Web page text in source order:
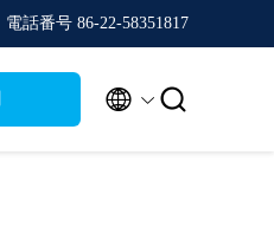
電話番号 86-22-58351817
 